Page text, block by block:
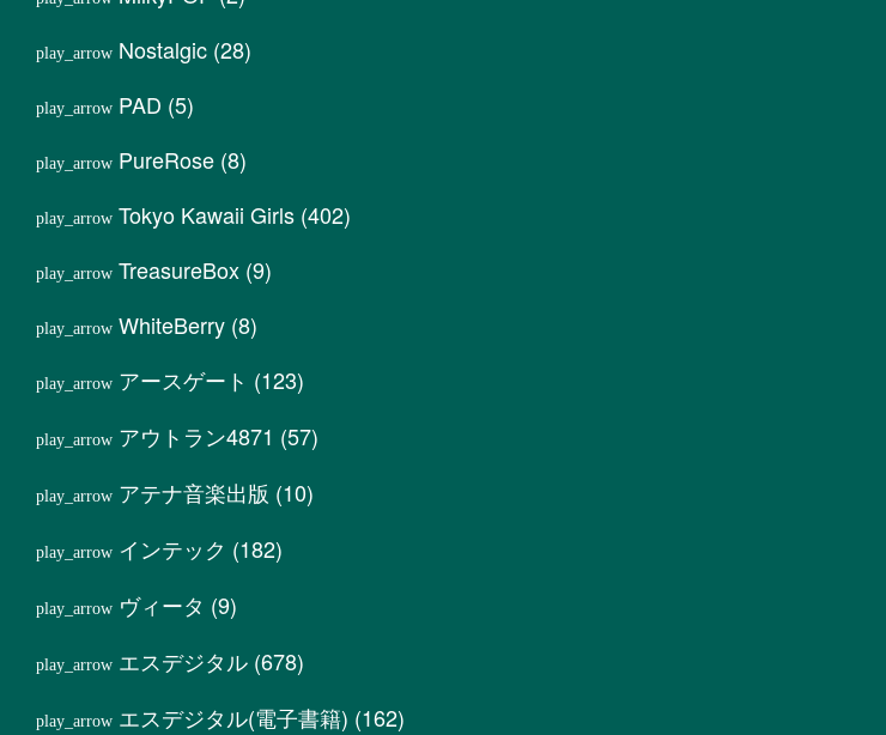
Nostalgic (28)
PAD (5)
PureRose (8)
Tokyo Kawaii Girls (402)
TreasureBox (9)
WhiteBerry (8)
アースゲート (123)
アウトラン4871 (57)
アテナ音楽出版 (10)
インテック (182)
ヴィータ (9)
エスデジタル (678)
エスデジタル(電子書籍) (162)